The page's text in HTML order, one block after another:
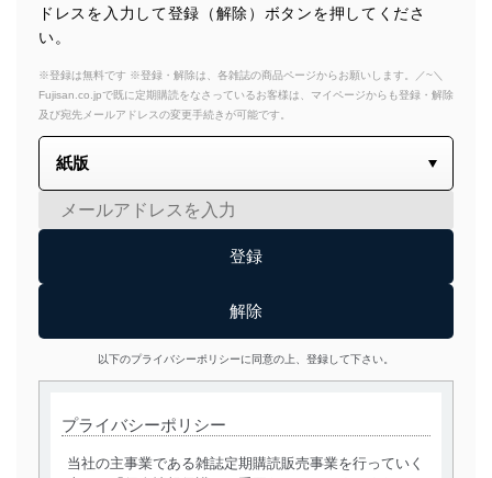
ドレスを入力して登録（解除）ボタンを押してくださ
い。
※登録は無料です ※登録・解除は、各雑誌の商品ページからお願いします。／~＼
Fujisan.co.jpで既に定期購読をなさっているお客様は、マイページからも登録・解除
及び宛先メールアドレスの変更手続きが可能です。
以下のプライバシーポリシーに同意の上、登録して下さい。
プライバシーポリシー
当社の主事業である雑誌定期購読販売事業を行っていく